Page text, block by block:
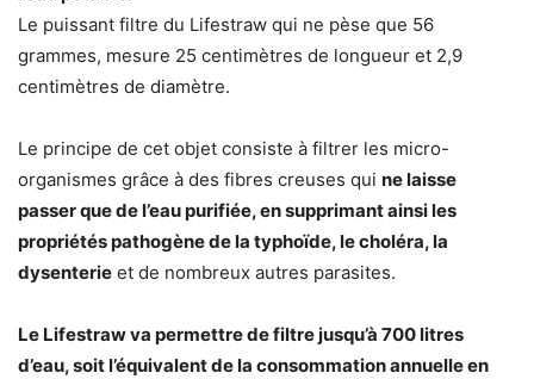
Le puissant filtre du Lifestraw qui ne pèse que 56
grammes, mesure 25 centimètres de longueur et 2,9
centimètres de diamètre.
Le principe de cet objet consiste à filtrer les micro-
organismes grâce à des fibres creuses qui ne laisse
passer que de l’eau purifiée, en supprimant ainsi les
propriétés pathogène de la typhoïde, le choléra, la
dysenterie et de nombreux autres parasites.
Le Lifestraw va permettre de filtre jusqu’à 700 litres
d’eau, soit l’équivalent de la consommation annuelle en